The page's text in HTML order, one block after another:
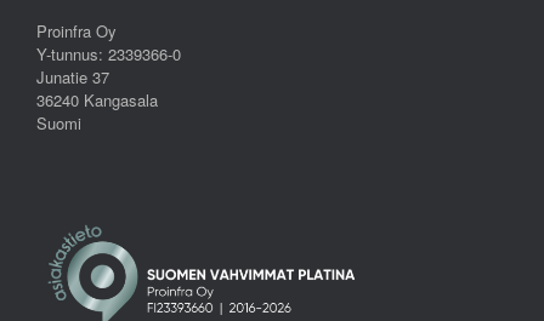
Proinfra Oy
Y-tunnus: 2339366-0
Junatie 37
36240 Kangasala
Suomi